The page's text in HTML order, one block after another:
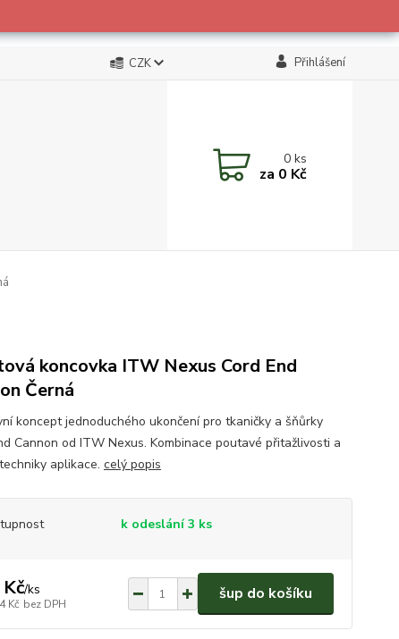
CZK Přihlášení
0ks
za 0 Kč
koncovka ITW Nexus Cord End
Černá
koncept jednoduchého ukončení pro tkaničky a šňůrky
Cannon od ITW Nexus. Kombinace poutavé přitažlivosti a
aplikace. celý popis
k odeslání 3 ks
/ks
Kč bez DPH
šup do košíku